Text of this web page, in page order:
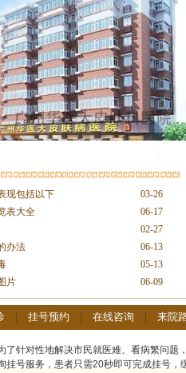
03-26
现包括以下
06-17
表大全
02-27
06-13
办法
05-13
06-09
片
| 挂号预约 | 在线咨询 | 来院
了针对性地解决市民就医难、看病繁问题
挂号服务，患者只需20秒即可完成挂号，